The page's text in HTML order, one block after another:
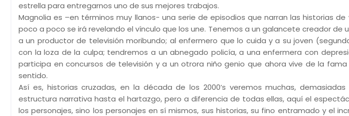
estrella para entregarnos uno de sus mejores trabajos.
Magnolia es –en términos muy llanos- una serie de episodios que narran las historias
poco a poco se irá revelando el vínculo que los une. Tenemos a un galancete creador de
a un productor de televisión moribundo; al enfermero que lo cuida y a su joven
con la loza de la culpa; tendremos a un abnegado policía, a una enfermera con
participa en concursos de televisión y a un otrora niño genio que ahora vive de la
sentido.
Así es, historias cruzadas, en la década de los 2000’s veremos muchas,
estructura narrativa hasta el hartazgo, pero a diferencia de todas ellas, aquí el
los personajes, sino los personajes en sí mismos, sus historias, su fino entramado y el